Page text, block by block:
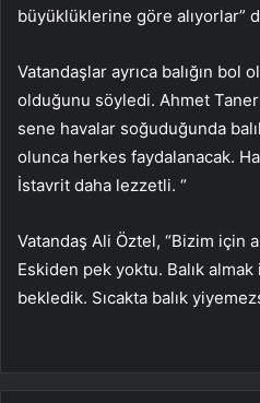
büyüklüklerine göre alıyorlar”
Vatandaşlar ayrıca balığın bol
olduğunu söyledi. Ahmet Taner
sene havalar soğuduğunda
olunca herkes faydalanacak.
İstavrit daha lezzetli. “
Vatandaş Ali Öztel, “Bizim için
Eskiden pek yoktu. Balık almak
bekledik. Sıcakta balık